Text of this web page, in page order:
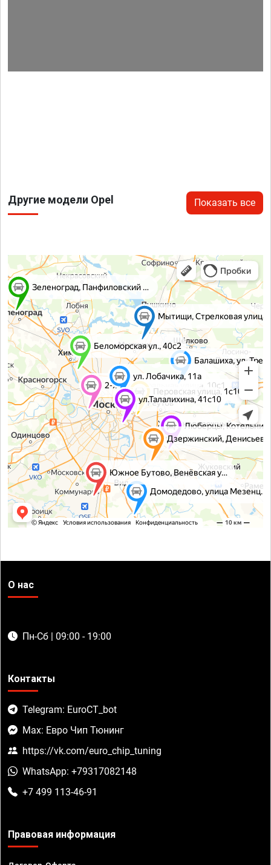
Другие модели Opel Показать все
О нас
Пн-Сб | 09:00 - 19:00
Контакты
Telegram: EuroCT_bot
Max: Евро Чип Тюнинг
https://vk.com/euro_chip_tuning
WhatsApp: +79317082148
+7 499 113-46-91
Правовая информация